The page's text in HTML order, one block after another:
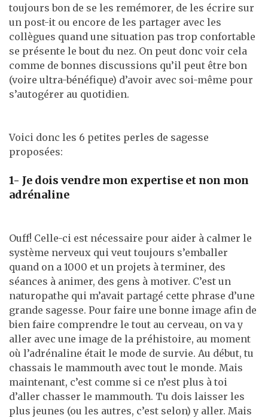
toujours bon de se les remémorer, de les écrire sur
un post-it ou encore de les partager avec les
collègues quand une situation pas trop confortable
se présente le bout du nez. On peut donc voir cela
comme de bonnes discussions qu’il peut être bon
(voire ultra-bénéfique) d’avoir avec soi-même pour
s’autogérer au quotidien.
Voici donc les 6 petites perles de sagesse
proposées:
1- Je dois vendre mon expertise et non mon
adrénaline
Ouff! Celle-ci est nécessaire pour aider à calmer le
système nerveux qui veut toujours s’emballer
quand on a 1000 et un projets à terminer, des
séances à animer, des gens à motiver. C’est un
naturopathe qui m’avait partagé cette phrase d’une
grande sagesse. Pour faire une bonne image afin de
bien faire comprendre le tout au cerveau, on va y
aller avec une image de la préhistoire, au moment
où l’adrénaline était le mode de survie. Au début, tu
chassais le mammouth avec tout le monde. Mais
maintenant, c’est comme si ce n’est plus à toi
d’aller chasser le mammouth. Tu dois laisser les
plus jeunes (ou les autres, c’est selon) y aller. Mais